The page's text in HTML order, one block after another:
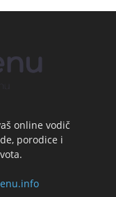
online vodič
porodice i